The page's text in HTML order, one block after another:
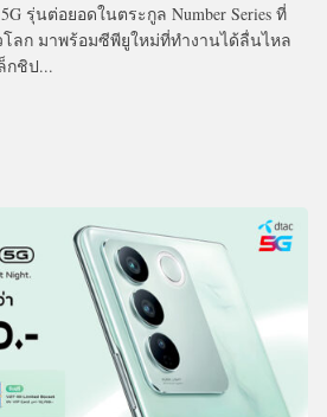
5G รุ่นต่อยอดในตระกูล Number Series ที่
ลก มาพร้อมซีพียูใหม่ที่ทำงานได้ลื่นไหล
กชิป...